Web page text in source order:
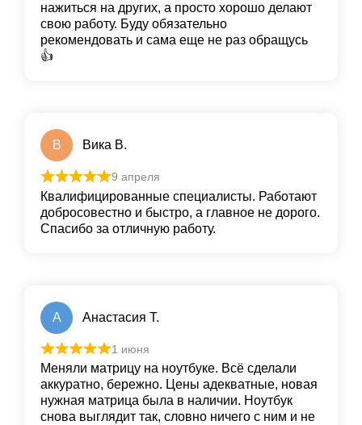
нажиться на других, а просто хорошо делают
свою работу. Буду обязательно
рекомендовать и сама еще не раз обращусь
👍
В Вика В.
9 апреля
Квалифицированные специалисты. Работают
добросовестно и быстро, а главное не дорого.
Спасибо за отличную работу.
А Анастасия Т.
1 июня
Меняли матрицу на ноутбуке. Всё сделали
аккуратно, бережно. Цены адекватные, новая
нужная матрица была в наличии. Ноутбук
снова выглядит так, словно ничего с ним и не